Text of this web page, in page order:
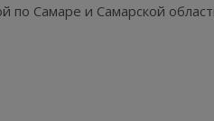
по Самаре и Самарской